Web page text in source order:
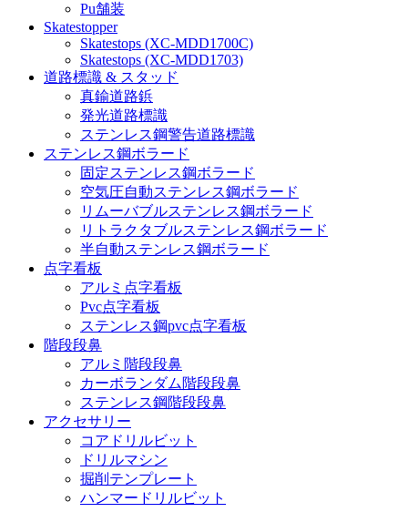
Pu舗装
Skatestopper
Skatestops (XC-MDD1700C)
Skatestops (XC-MDD1703)
道路標識 & スタッド
真鍮道路鋲
発光道路標識
ステンレス鋼警告道路標識
ステンレス鋼ボラード
固定ステンレス鋼ボラード
空気圧自動ステンレス鋼ボラード
リムーバブルステンレス鋼ボラード
リトラクタブルステンレス鋼ボラード
半自動ステンレス鋼ボラード
点字看板
アルミ点字看板
Pvc点字看板
ステンレス鋼pvc点字看板
階段段鼻
アルミ階段段鼻
カーボランダム階段段鼻
ステンレス鋼階段段鼻
アクセサリー
コアドリルビット
ドリルマシン
掘削テンプレート
ハンマードリルビット